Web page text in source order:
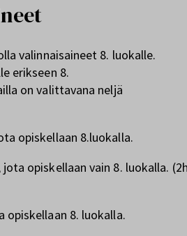
valinnaisaineet 8. luokalle.
erikseen 8.
on valittavana neljä
opiskellaan 8.luokalla.
opiskellaan vain 8. luokalla.
opiskellaan 8. luokalla.